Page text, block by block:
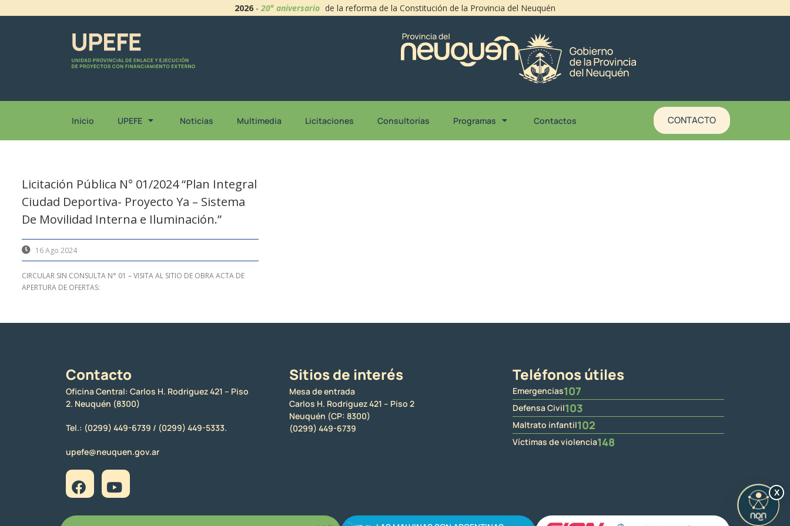
2026 -20° aniversario de la reforma de la Constitución de la Provincia del Neuquén
Inicio UPEFE Noticias Multimedia Licitaciones Consultorías Programas Contactos CONTACTO
Licitación Pública N° 01/2024 “Plan Integral
Ciudad Deportiva- Proyecto Ya – Sistema
De Movilidad Interna e Iluminación.”
16 Ago 2024
CIRCULAR SIN CONSULTA N° 01 – VISITA AL SITIO DE OBRA ACTA DE
APERTURA DE OFERTAS:
Contacto
Oficina Central: Carlos H. Rodriguez 421 – Piso
2. Neuquén (8300)
Tel.: (0299) 449-6739 / (0299) 449-5333.
upefe@neuquen.gov.ar
Sitios de interés
Mesa de entrada
Carlos H. Rodriguez 421 – Piso 2
Neuquén (CP: 8300)
(0299) 449-6739
Teléfonos útiles
Emergencias107
Defensa Civil103
Maltrato infantil102
Víctimas de violencia148
X